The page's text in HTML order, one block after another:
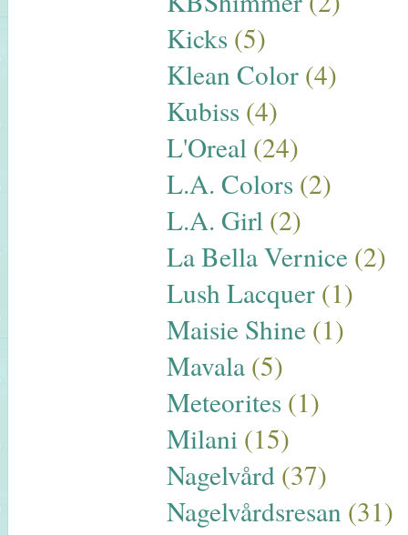
Kicks (5)
Klean Color (4)
Kubiss (4)
L'Oreal (24)
L.A. Colors (2)
L.A. Girl (2)
La Bella Vernice (2)
Lush Lacquer (1)
Maisie Shine (1)
Mavala (5)
Meteorites (1)
Milani (15)
Nagelvård (37)
Nagelvårdsresan (31)